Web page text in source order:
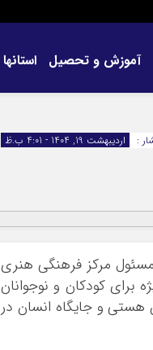
آموزش و تحصیل استانها
:
اردیبهشت 19, 1404 - 4:01 ب.ظ
مرکز فرهنگی هنری
برای کودکان و نوجوانان
هستی و جایگاه انسان در